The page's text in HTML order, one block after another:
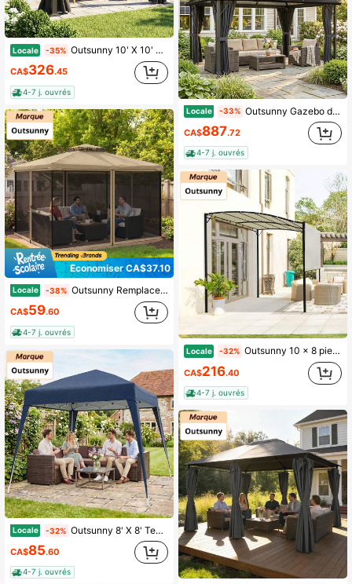
Locale -35% Outsunny 10' X 10' Pergola en métal avec toit coulissant, Pergola rétractable pour l'extérieur, la terrasse, Noir
CA$326.45
4-7 j. ouvrés
Économiser CA$37.10
Locale -38% Outsunny Remplacement de moustiquaire pour gazebo 10' X 13' Parois d'écran noires pour tonnelle avec fermetures éclair pour fêtes et activités extérieures, kaki
CA$59.60
4-7 j. ouvrés
Locale -32% Outsunny 8' X 8' Tente pliante avec pieds inclinés, tente de jardin pliable et portable avec sac de transport pour le camping, les fêtes, les pique-niques, bleu
CA$85.60
4-7 j. ouvrés
Locale -33% Outsunny Gazebo de patio de 13' x 10', abri de jardin extérieur à double toit avec rideaux, moustiquaires et cadre en aluminium pour jardin, pelouse, cour arrière et terrasse, noir
CA$887.72
4-7 j. ouvrés
Locale -32% Outsunny 10 x 8 pieds Gazebo en métal pour patio avec auvent latéral extensible, abri de jardin, store de soleil, auvent pour porte et fenêtre, blanc crème
CA$216.40
4-7 j. ouvrés